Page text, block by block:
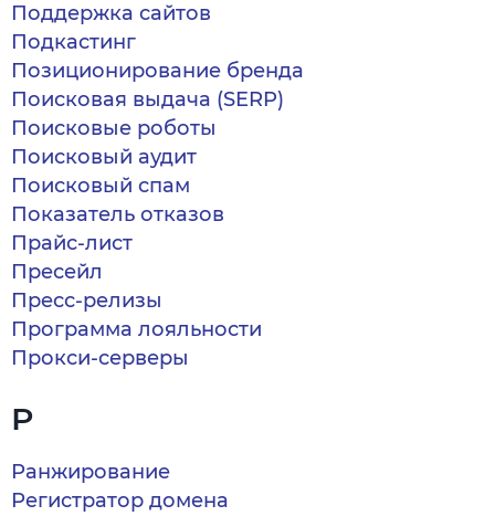
Поддержка сайтов
Подкастинг
Позиционирование бренда
Поисковая выдача (SERP)
Поисковые роботы
Поисковый аудит
Поисковый спам
Показатель отказов
Прайс-лист
Пресейл
Пресс-релизы
Программа лояльности
Прокси-серверы
Р
Ранжирование
Регистратор домена